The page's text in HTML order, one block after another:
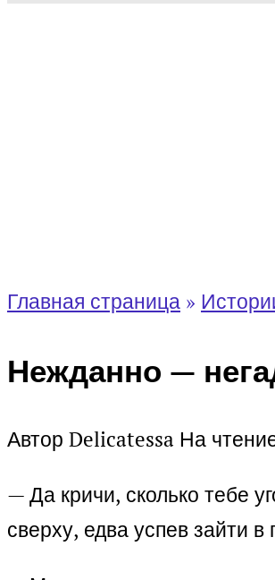
Главная страница »
Нежданно —
Автор Delicatessa На
— Да кричи, сколько тебе
сверху, едва успев зайти в